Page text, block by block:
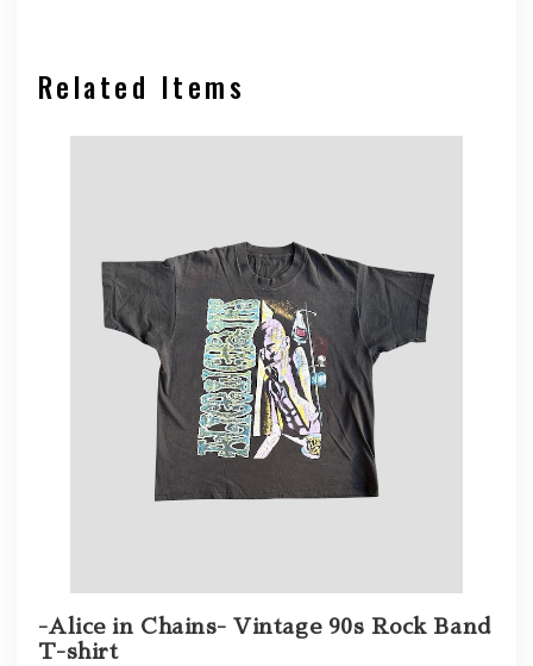
Related Items
-Alice in Chains- Vintage 90s Rock Band
T-shirt